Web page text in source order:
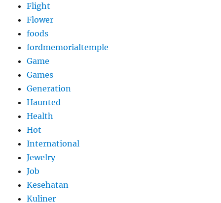
Flight
Flower
foods
fordmemorialtemple
Game
Games
Generation
Haunted
Health
Hot
International
Jewelry
Job
Kesehatan
Kuliner